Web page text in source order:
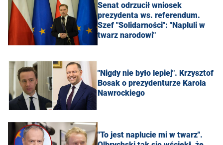
Senat odrzucił wniosek
prezydenta ws. referendum.
Szef "Solidarności": "Napluli w
twarz narodowi"
"Nigdy nie było lepiej". Krzysztof
Bosak o prezydenturze Karola
Nawrockiego
"To jest naplucie mi w twarz".